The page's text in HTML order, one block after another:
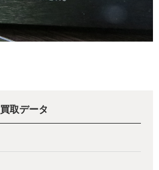
買取データ